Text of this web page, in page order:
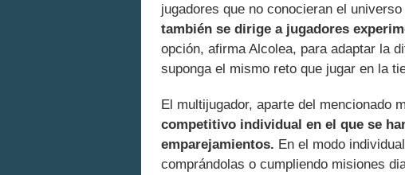
jugadores que no conocieran el
también se dirige a jugadores
opción, afirma Alcolea, para adaptar la
suponga el mismo reto que jugar en la
El multijugador, aparte del mencionado
competitivo individual en el que se
emparejamientos. En el modo
comprándolas o cumpliendo misiones